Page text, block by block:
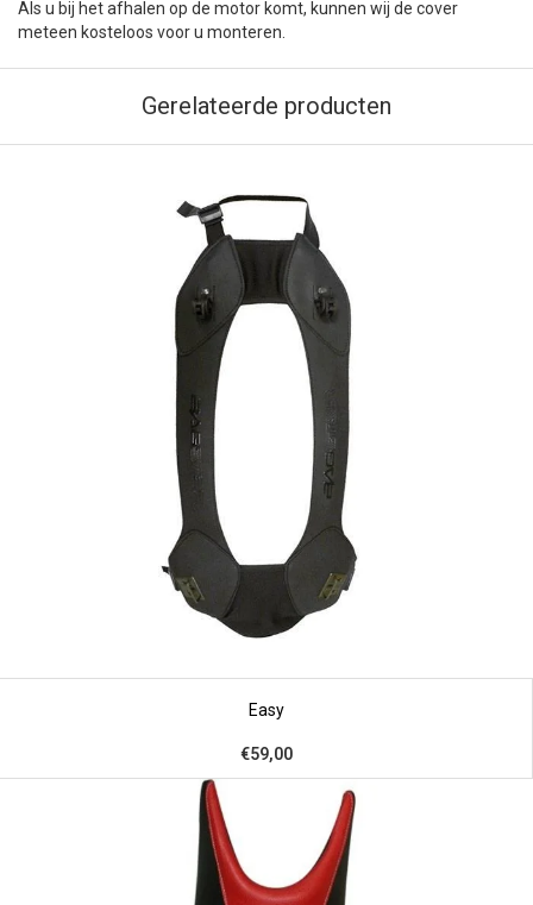
Als u bij het afhalen op de motor komt, kunnen wij de cover
meteen kosteloos voor u monteren.
Gerelateerde producten
Easy
€59,00